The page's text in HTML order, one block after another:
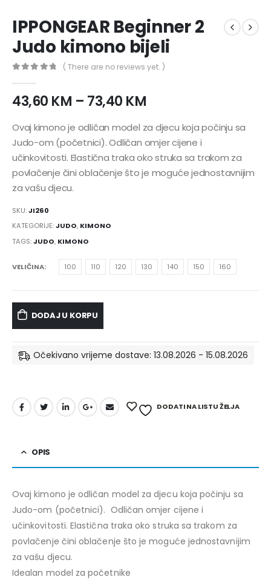
IPPONGEAR Beginner 2
Judo kimono bijeli
( There are no reviews yet. )
43,60 KM – 73,40 KM
Ovaj kimono je odličan model za djecu koja počinju sa
Judo-om (početnici). Odličan omjer cijene i
učinkovitosti. Elastična traka oko struka sa trakom za
povlačenje čini oblačenje što je moguće jednostavnijim
za vašu djecu.
SKU:JI260
KATEGORIJE:JUDO, KIMONO
TAGS:JUDO, KIMONO
VELIČINA 100 110 120 130 140 150 160
DODAJ U KORPU
Očekivano vrijeme dostave: 13.08.2026 - 15.08.2026
DODATI NA LISTU ŽELJA
OPIS
Ovaj kimono je odličan model za djecu koja počinju sa
Judo-om (početnici). Odličan omjer cijene i
učinkovitosti. Elastična traka oko struka sa trakom za
povlačenje čini oblačenje što je moguće jednostavnijim
za vašu djecu.
Idealan model za početnike